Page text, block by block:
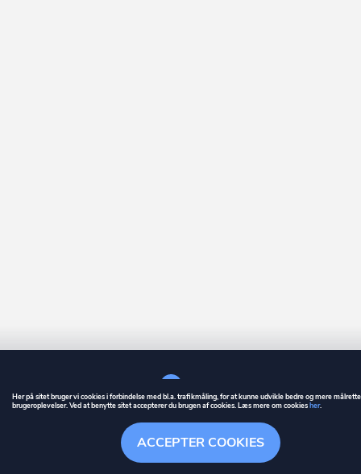
Søgehistorik Menu
er et registreret varemærke tilhørende ownr ApS – CVR nr.: 36 40 88
Stationsparken 26. 2., 2600 Glostrup, info@ownr.dk
ACCEPTER COOKIES
Her på sitet bruger vi cookies i forbindelse med bl.a. trafikmåling, for at kunne udvikle bedre og mere
brugeroplevelser. Ved at benytte sitet accepterer du brugen af cookies. Læs mere om cookiesher.